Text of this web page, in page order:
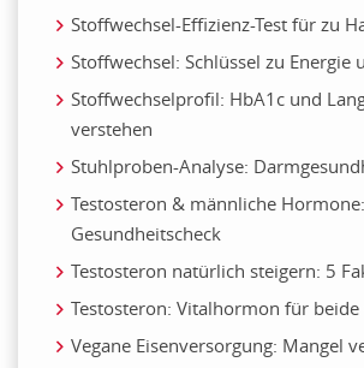
Stoffwechsel-Effizienz-Test für zu
Stoffwechsel: Schlüssel zu Energie
Stoffwechselprofil: HbA1c und
verstehen
Stuhlproben-Analyse:
Testosteron & männliche Hormone:
Gesundheitscheck
Testosteron natürlich steigern: 5
Testosteron: Vitalhormon für beide
Vegane Eisenversorgung: Mangel